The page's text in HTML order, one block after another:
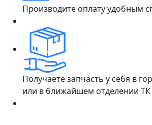
Производите оплату удобным
Получаете запчасть у себя в
или в ближайшем отделении ТК